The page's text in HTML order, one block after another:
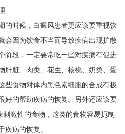
时候，白癜风患者更应该要重视饮
会因为饮食不当而导致疾病出现扩散
阶段，一定要常吃一些对疾病有促进
肝脏、肉类、花生、核桃、奶类、蛋
些食物对体内黑色素细胞的合成有极
好的帮助疾病的恢复。另外还应该要
激性的食物，这类的食物容易扼制
疾病的恢复。